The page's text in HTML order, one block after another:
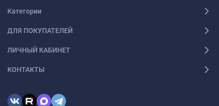
Категории
ДЛЯ ПОКУПАТЕЛЕЙ
ЛИЧНЫЙ КАБИНЕТ
КОНТАКТЫ